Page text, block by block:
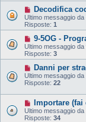
Decodifica
Ultimo messaggio da
Risposte: 1
9-5OG -
Ultimo messaggio da
Risposte: 3
Danni per
Ultimo messaggio da
Risposte: 22
Importare (fai
Ultimo messaggio da
Risposte: 34